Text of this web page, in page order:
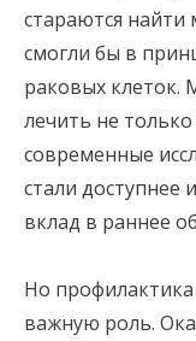
стараются
смогли бы в
раковых клеток.
лечить не
современные
стали доступнее
вклад в раннее
Но
важную роль.